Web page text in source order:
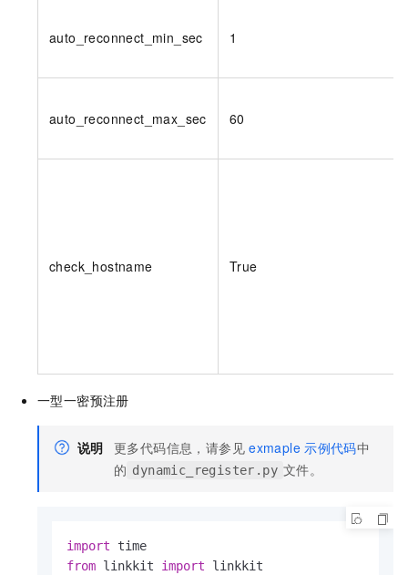
auto_reconnect_min_sec 1
auto_reconnect_max_sec 60
check_hostname True
一型一密预注册
说明 更多代码信息，请参见 exmaple 示例代码中
的 dynamic_register.py 文件。
import
from linkkit import